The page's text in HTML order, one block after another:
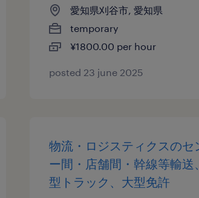
愛知県刈谷市, 愛知県
temporary
¥1800.00 per hour
posted 23 june 2025
物流・ロジスティクスのセ
ー間・店舗間・幹線等輸送
型トラック、大型免許